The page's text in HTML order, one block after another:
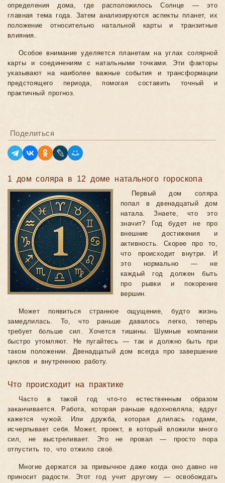
определения дома, где расположилось Солнце — это
главная тема года. Затем анализируются аспекты планет, их
положение относительно натальной карты и транзитные
влияния.
Особое внимание уделяется планетам на углах солярной
карты и соединениям с натальными точками. Эти факторы
указывают на наиболее важные события и трансформации
предстоящего периода, помогая составить точный и
практичный прогноз.
Поделиться
1 дом соляра в 12 доме натального гороскопа
Первый дом соляра
попал в двенадцатый дом
натала. Знаете, что это
значит? Год будет не про
внешние достижения и
активность. Скорее про то,
что происходит внутри. И
это нормально — не
каждый год должен быть
про рывки и покорение
вершин.
Может появиться странное ощущение, будто жизнь
замедлилась. То, что раньше давалось легко, теперь
требует больше сил. Хочется тишины. Шумные компании
быстро утомляют. Не пугайтесь — так и должно быть при
таком положении. Двенадцатый дом всегда про завершение
циклов и внутреннюю работу.
Что происходит на практике
Часто в такой год что-то естественным образом
заканчивается. Работа, которая раньше вдохновляла, вдруг
кажется чужой. Или дружба, которая длилась годами,
исчерпывает себя. Может, проект, в который вложили много
сил, не выстреливает. Это не провал — просто пора
отпустить то, что отжило своё.
Многие держатся за привычное даже когда оно давно не
приносит радости. Этот год учит другому — освобождать